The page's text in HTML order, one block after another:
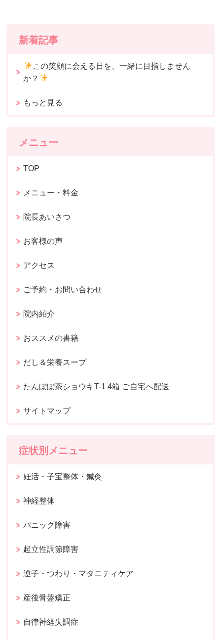
新着記事
この笑顔に会える日を、一緒に目指しません
か？
もっと見る
メニュー
TOP
メニュー・料金
院長あいさつ
お客様の声
アクセス
ご予約・お問い合わせ
院内紹介
おススメの書籍
だし＆栄養スープ
たんぽぽ茶ショウキT-1 4箱 ご自宅へ配送
サイトマップ
症状別メニュー
妊活・子宝整体・鍼灸
神経整体
パニック障害
起立性調節障害
逆子・つわり・マタニティケア
産後骨盤矯正
自律神経失調症